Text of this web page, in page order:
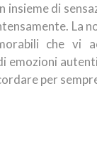
insieme di
La
che vi
emozioni
per